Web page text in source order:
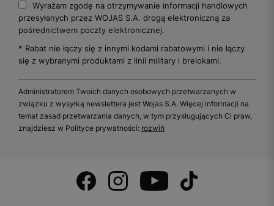
Wyrażam zgodę na otrzymywanie informacji handlowych
przesyłanych przez WOJAS S.A. drogą elektroniczną za
pośrednictwem poczty elektronicznej.
* Rabat nie łączy się z innymi kodami rabatowymi i nie łączy
się z wybranymi produktami z linii military i brelokami.
Administratorem Twoich danych osobowych przetwarzanych w
związku z wysyłką newslettera jest Wojas S.A. Więcej informacji na
temat zasad przetwarzania danych, w tym przysługujących Ci praw,
znajdziesz w Polityce prywatności: rozwiń